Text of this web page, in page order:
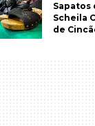
Sapatos
Scheila
de